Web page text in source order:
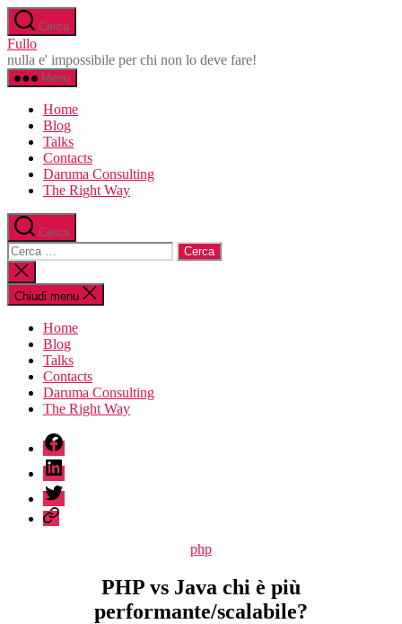
Salta
al
contenuto
Cerca
Fullo
nulla e' impossibile per chi non lo deve fare!
Menu
Home
Blog
Talks
Contacts
Daruma Consulting
The Right Way
Cerca
Cerca:
Chiudi
la
ricerca
Chiudi menu
Home
Blog
Talks
Contacts
Daruma Consulting
The Right Way
fb
linkedin
twitter
sessionize
Categorie
php
PHP vs Java chi è più
performante/scalabile?